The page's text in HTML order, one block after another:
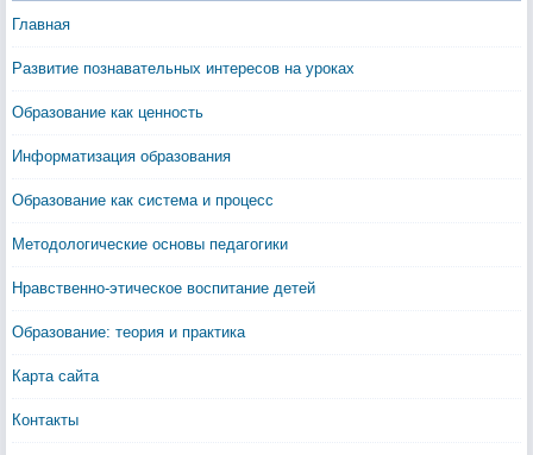
Главная
Развитие познавательных интересов на уроках
Образование как ценность
Информатизация образования
Образование как система и процесс
Методологические основы педагогики
Нравственно-этическое воспитание детей
Образование: теория и практика
Карта сайта
Контакты